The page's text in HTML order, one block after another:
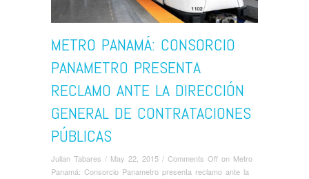
METRO PANAMÁ: CONSORCIO
PANAMETRO PRESENTA
RECLAMO ANTE LA DIRECCIÓN
GENERAL DE CONTRATACIONES
PÚBLICAS
Julian Tabares / May 22, 2015 / Comments Off on Metro
Panamá: Consorcio Panametro presenta reclamo ante la